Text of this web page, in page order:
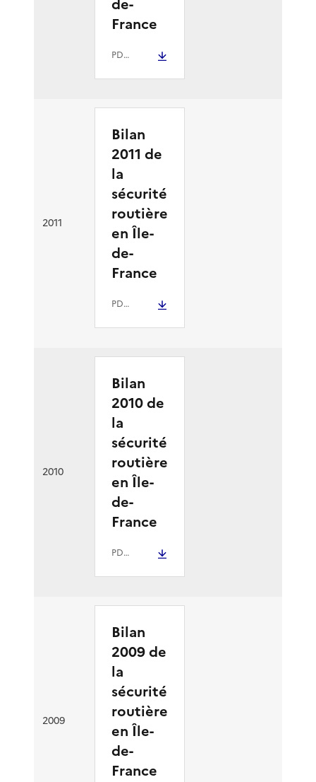
France
PDF- 6.9 Mio
2011
Bilan
2011 de
la
sécurité
routière
en Île-
de-
France
PDF- 4 Mio
2010
Bilan
2010 de
la
sécurité
routière
en Île-
de-
France
PDF- 3.2 Mio
2009
Bilan
2009 de
la
sécurité
routière
en Île-
de-
France